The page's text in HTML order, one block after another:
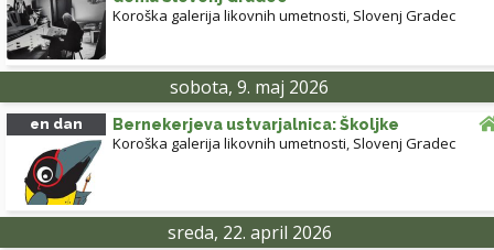
Koroška galerija likovnih umetnosti, Slovenj Gradec
sobota, 9. maj 2026
en dan Bernekerjeva ustvarjalnica: Školjke
Koroška galerija likovnih umetnosti, Slovenj Gradec
sreda, 22. april 2026